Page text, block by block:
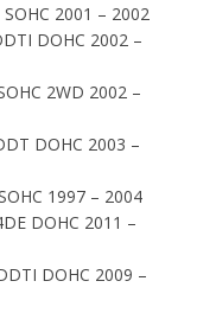
2001 – 2002
DOHC 2002 –
2WD 2002 –
DOHC 2003 –
1997 – 2004
DOHC 2011 –
DOHC 2009 –